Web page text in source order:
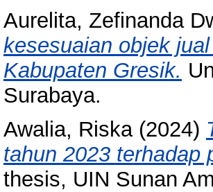
Aurelita, Zefinanda
kesesuaian objek
Kabupaten Gresik.
Surabaya.
Awalia, Riska(2024)
tahun 2023 terhadap
thesis, UIN Sunan